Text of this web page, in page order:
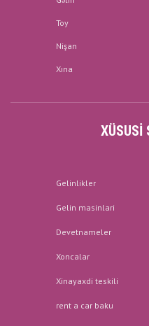
Toy
Nişan
Xına
Gelinlikler
Gelin masinlari
Devetnameler
Xoncalar
Xinayaxdi teskili
rent a car baku